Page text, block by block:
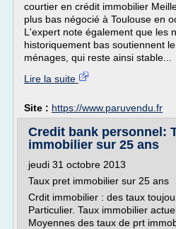
courtier en crédit immobilier
plus bas négocié à Toulouse en
L'expert note également que les
historiquement bas soutiennent
ménages, qui reste ainsi stable...
Lire la suite
Site : https://www.paruvendu.fr
Credit bank personnel:
immobilier sur 25 ans
jeudi 31 octobre 2013
Taux pret immobilier sur 25 ans
Crdit immobilier : des taux
Particulier. Taux immobilier
Moyennes des taux de prt